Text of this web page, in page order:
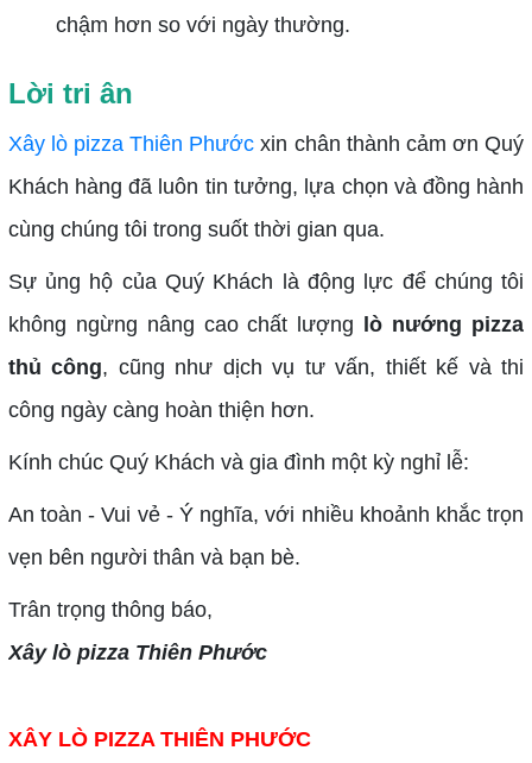
chậm hơn so với ngày thường.
Lời tri ân
Xây lò pizza Thiên Phước xin chân thành cảm ơn Quý
Khách hàng đã luôn tin tưởng, lựa chọn và đồng hành
cùng chúng tôi trong suốt thời gian qua.
Sự ủng hộ của Quý Khách là động lực để chúng tôi
không ngừng nâng cao chất lượng lò nướng pizza
thủ công, cũng như dịch vụ tư vấn, thiết kế và thi
công ngày càng hoàn thiện hơn.
Kính chúc Quý Khách và gia đình một kỳ nghỉ lễ:
An toàn - Vui vẻ - Ý nghĩa, với nhiều khoảnh khắc trọn
vẹn bên người thân và bạn bè.
Trân trọng thông báo,
Xây lò pizza Thiên Phước
XÂY LÒ PIZZA THIÊN PHƯỚC